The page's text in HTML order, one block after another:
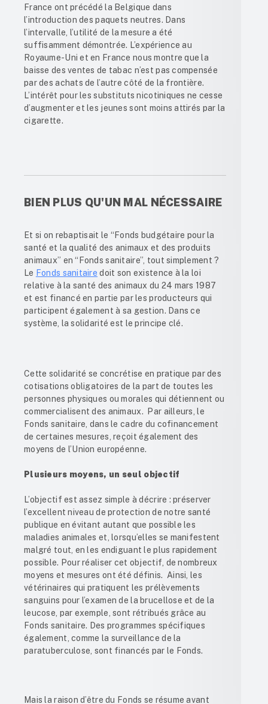
France ont précédé la Belgique dans
l’introduction des paquets neutres. Dans
l’intervalle, l’utilité de la mesure a été
suffisamment démontrée. L’expérience au
Royaume-Uni et en France nous montre que la
baisse des ventes de tabac n’est pas compensée
par des achats de l’autre côté de la frontière.
L’intérêt pour les substituts nicotiniques ne cesse
d’augmenter et les jeunes sont moins attirés par la
cigarette.
BIEN PLUS QU'UN MAL NÉCESSAIRE
Et si on rebaptisait le “Fonds budgétaire pour la
santé et la qualité des animaux et des produits
animaux” en “Fonds sanitaire”, tout simplement ?
Le Fonds sanitaire doit son existence à la loi
relative à la santé des animaux du 24 mars 1987
et est financé en partie par les producteurs qui
participent également à sa gestion. Dans ce
système, la solidarité est le principe clé.
Cette solidarité se concrétise en pratique par des
cotisations obligatoires de la part de toutes les
personnes physiques ou morales qui détiennent ou
commercialisent des animaux. Par ailleurs, le
Fonds sanitaire, dans le cadre du cofinancement
de certaines mesures, reçoit également des
moyens de l’Union européenne.
Plusieurs moyens, un seul objectif
L’objectif est assez simple à décrire : préserver
l’excellent niveau de protection de notre santé
publique en évitant autant que possible les
maladies animales et, lorsqu’elles se manifestent
malgré tout, en les endiguant le plus rapidement
possible. Pour réaliser cet objectif, de nombreux
moyens et mesures ont été définis. Ainsi, les
vétérinaires qui pratiquent les prélèvements
sanguins pour l’examen de la brucellose et de la
leucose, par exemple, sont rétribués grâce au
Fonds sanitaire. Des programmes spécifiques
également, comme la surveillance de la
paratuberculose, sont financés par le Fonds.
Mais la raison d’être du Fonds se résume avant